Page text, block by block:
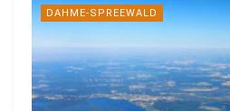
DAHME-SPREEWALD